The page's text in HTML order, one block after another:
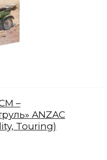
–
ANZAC
Touring)